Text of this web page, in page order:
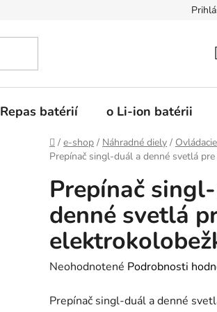
Repas batérií o Li-ion batérii
Domov
/ e-shop / Náhradné diely /
Prepínač singl-duál a denné svetlá
Prepínač
denné svetlá
Priemerné
produktu
Neohodnotené Podrobnosti
Prepínač singl-duál a denné